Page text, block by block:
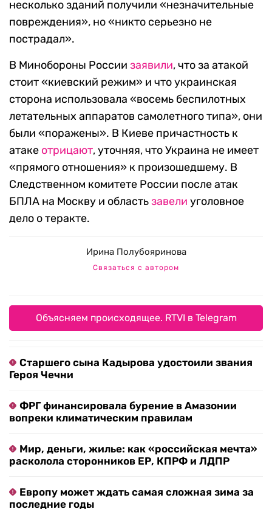
несколько зданий получили «незначительные
повреждения», но «никто серьезно не
пострадал».
В Минобороны России заявили, что за атакой
стоит «киевский режим» и что украинская
сторона использовала «восемь беспилотных
летательных аппаратов самолетного типа», они
были «поражены». В Киеве причастность к
атаке отрицают, уточняя, что Украина не имеет
«прямого отношения» к произошедшему. В
Следственном комитете России после атак
БПЛА на Москву и областьзавели уголовное
дело о теракте.
Ирина Полубояринова
Связаться с автором
Объясняем происходящее. RTVI в Telegram
Старшего сына Кадырова удостоили звания
Героя Чечни
ФРГ финансировала бурение в Амазонии
вопреки климатическим правилам
Мир, деньги, жилье: как «российская мечта»
расколола сторонников ЕР, КПРФ и ЛДПР
Европу может ждать самая сложная зима за
последние годы